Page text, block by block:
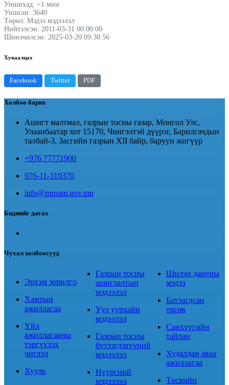
Уншихад: ~1 мин
Уншсан: 3640
Төрөл: Мэдээ мэдээлэл
Нийтэлсэн: 2011-03-31 00:00:00
Шинэчилсэн: 2025-03-20 09:30:56
Хуваалцах
Facebook Twitter PDF
Холбоо барих
Ашигт малтмал, газрын тосны газар, Монгол Улс,
Улаанбаатар хот 15170, Чингэлтэй дүүрэг, Барилгачдын
талбай-3, Засгийн газрын XII байр, баруун жигүүр
+976 77771900
976-11-310370
info@mrpam.gov.mn
Биднийг дагах
Чухал холбоосууд
Эрхэм зорилго
Хамтын
ажиллагаа
Үйл
ажиллагааны
тэргүүлэх
чиглэл
Хууль
Газрын тосны
ашиглалтын
мэдээлэл
Уул уурхайн
мэдээлэл
Газрын тосны
бүтээгдэхүүний
мэдээлэл
Нүүрсний
мэдээлэл
Шилэн дансны
мэдээ
Батлагдсан
төсөв
Санхүүгийн
тайлан
Худалдан авах
ажиллагаа
Төсвийн